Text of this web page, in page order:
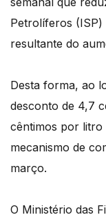
Petrolíferos (ISP)
resultante do
Desta forma, ao
desconto de 4,7
cêntimos por litro
mecanismo de
março.
O Ministério das